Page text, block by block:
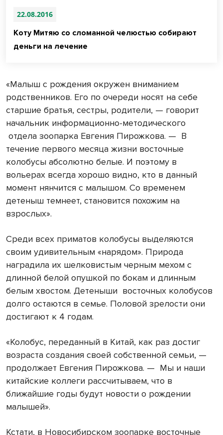
22.08.2016
Коту Митяю со сломанной челюстью собирают
деньги на лечение
«Малыш с рождения окружен вниманием
родственников. Его по очереди носят на себе
старшие братья, сестры, родители, — говорит
начальник информационно-методического
отдела зоопарка Евгения Пирожкова. — В
течение первого месяца жизни восточные
колобусы абсолютно белые. И поэтому в
вольерах всегда хорошо видно, кто в данный
момент нянчится с малышом. Со временем
детеныш темнеет, становится похожим на
взрослых».
Среди всех приматов колобусы выделяются
своим удивительным «нарядом». Природа
наградила их шелковистым черным мехом с
длинной белой опушкой по бокам и длинным
белым хвостом. Детеныши восточных колобусов
долго остаются в семье. Половой зрелости они
достигают к 4 годам.
«Колобус, переданный в Китай, как раз достиг
возраста создания своей собственной семьи, —
продолжает Евгения Пирожкова. — Мы и наши
китайские коллеги рассчитываем, что в
ближайшие годы будут новости о рождении
малышей».
Кстати, в Новосибирском зоопарке восточные